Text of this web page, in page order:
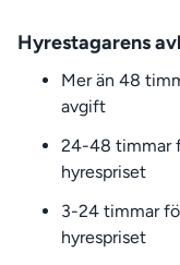
Hyrestagarens
Mer än 48
avgift
24-48 timmar
hyrespriset
3-24 timmar
hyrespriset